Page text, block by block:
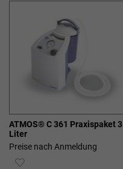
ATMOS® C 361 Praxispaket 3
Liter
Preise nach Anmeldung
ZUR